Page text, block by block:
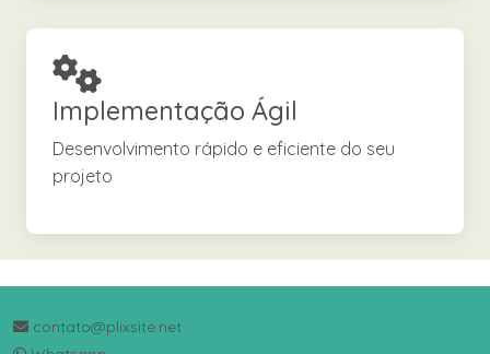
Implementação Ágil
Desenvolvimento rápido e eficiente do seu
projeto
contato@plixsite.net